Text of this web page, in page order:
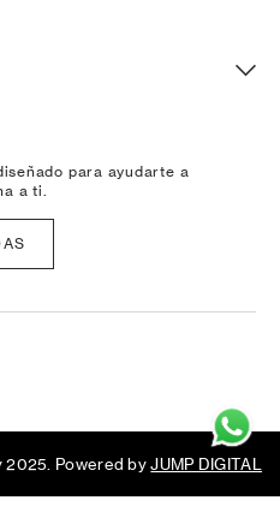
para ayudarte a
a ti.
2025. Powered byJUMP DIGITAL